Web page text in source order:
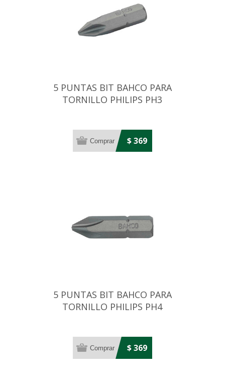
5 PUNTAS BIT BAHCO PARA
TORNILLO PHILIPS PH3
$ 369
5 PUNTAS BIT BAHCO PARA
TORNILLO PHILIPS PH4
$ 369